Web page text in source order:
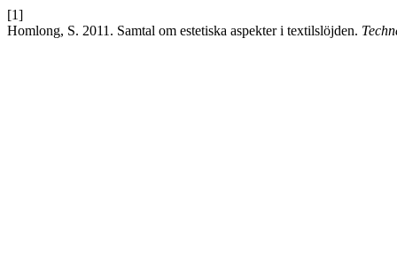
[1]
Homlong, S. 2011. Samtal om estetiska aspekter i textilslöjden.